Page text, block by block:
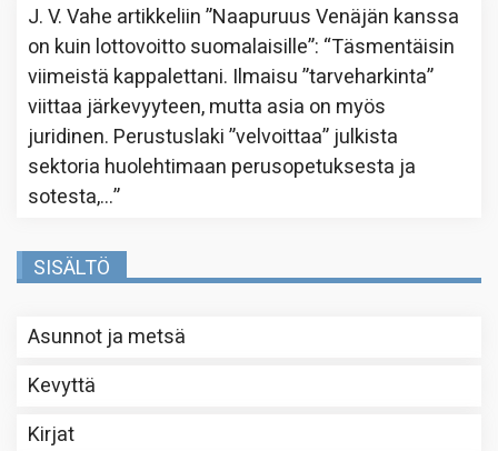
J. V. Vahe artikkeliin”Naapuruus Venäjän kanssa
on kuin lottovoitto suomalaisille”: “Täsmentäisin
viimeistä kappalettani. Ilmaisu ”tarveharkinta”
viittaa järkevyyteen, mutta asia on myös
juridinen. Perustuslaki ”velvoittaa” julkista
sektoria huolehtimaan perusopetuksesta ja
sotesta,…”
SISÄLTÖ
Asunnot ja metsä
Kevyttä
Kirjat